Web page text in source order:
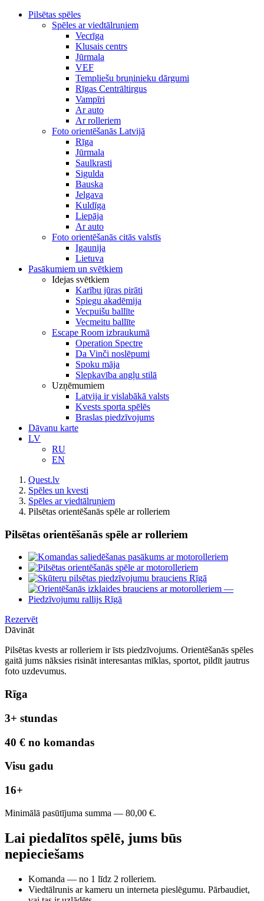
Pilsētas spēles
Spēles ar viedtālruņiem
Vecrīga
Klusais centrs
Jūrmala
VEF
Templiešu bruņinieku dārgumi
Rīgas Centrāltirgus
Vampīri
Ar auto
Ar rolleriem
Foto orientēšanās Latvijā
Rīga
Jūrmala
Saulkrasti
Sigulda
Bauska
Jelgava
Kuldīga
Liepāja
Ar auto
Foto orientēšanās citās valstīs
Igaunija
Lietuva
Pasākumiem un svētkiem
Idejas svētkiem
Karību jūras pirāti
Spiegu akadēmija
Vecpuišu ballīte
Vecmeitu ballīte
Escape Room izbraukumā
Operation Spectre
Da Vinči noslēpumi
Spoku māja
Slepkavība angļu stilā
Uzņēmumiem
Latvija ir vislabākā valsts
Kvests sporta spēlēs
Braslas piedzīvojums
Dāvanu karte
LV
RU
EN
Quest.lv
Spēles un kvesti
Spēles ar viedtālruņiem
Pilsētas orientēšanās spēle ar rolleriem
Pilsētas orientēšanās spēle ar rolleriem
View
Larger
Image
Rezervēt
Dāvināt
Pilsētas kvests ar rolleriem ir īsts piedzīvojums. Orientēšanās spēles
gaitā jums nāksies risināt interesantas mīklas, sportot, pildīt jautrus
foto uzdevumus.
Rīga
3+ stundas
40 € no komandas
Visu gadu
16+
Minimālā pasūtījuma summa — 80,00 €.
Lai piedalītos spēlē, jums būs
nepieciešams
Komanda — no 1 līdz 2 rolleriem.
Viedtālrunis ar kameru un interneta pieslēgumu. Pārbaudiet,